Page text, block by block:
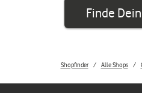
Finde
Shopfinder Alle Shops